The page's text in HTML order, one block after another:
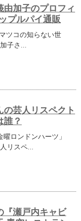
由加子のプロフィ
プルパイ通販
ツコの知らない世
子さ...
の芸人リスペクト
誰？
曜ロンドンハーツ」
リスペ...
『瀬戸内キャビ